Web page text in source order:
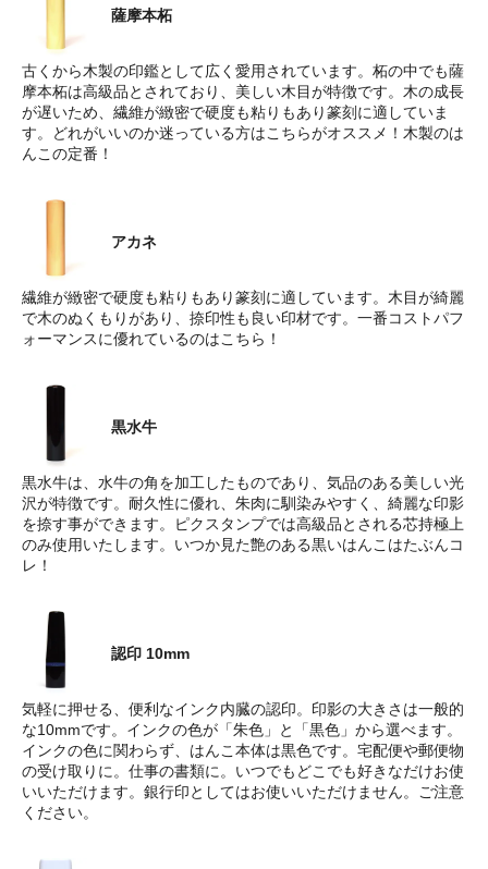
薩摩本柘
古くから木製の印鑑として広く愛用されています。柘の中でも薩
摩本柘は高級品とされており、美しい木目が特徴です。木の成長
が遅いため、繊維が緻密で硬度も粘りもあり篆刻に適していま
す。どれがいいのか迷っている方はこちらがオススメ！木製のは
んこの定番！
アカネ
繊維が緻密で硬度も粘りもあり篆刻に適しています。木目が綺麗
で木のぬくもりがあり、捺印性も良い印材です。一番コストパフ
ォーマンスに優れているのはこちら！
黒水牛
黒水牛は、水牛の角を加工したものであり、気品のある美しい光
沢が特徴です。耐久性に優れ、朱肉に馴染みやすく、綺麗な印影
を捺す事ができます。ピクスタンプでは高級品とされる芯持極上
のみ使用いたします。いつか見た艶のある黒いはんこはたぶんコ
レ！
認印 10mm
気軽に押せる、便利なインク内臓の認印。印影の大きさは一般的
な10mmです。インクの色が「朱色」と「黒色」から選べます。
インクの色に関わらず、はんこ本体は黒色です。宅配便や郵便物
の受け取りに。仕事の書類に。いつでもどこでも好きなだけお使
いいただけます。銀行印としてはお使いいただけません。ご注意
ください。